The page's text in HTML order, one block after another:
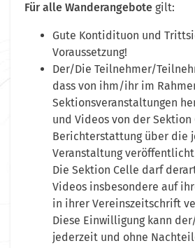
Für alle Wanderangebote gilt:
Gute Kontidituon und
Voraussetzung!
Der/Die Teilnehmer/
dass von ihm/ihr im
Sektionsveranstaltungen
und Videos von der Sektion
Berichterstattung über die
Veranstaltung
Die Sektion Celle darf
Videos insbesondere auf
in ihrer Vereinszeitschrift
Diese Einwilligung kann
jederzeit und ohne